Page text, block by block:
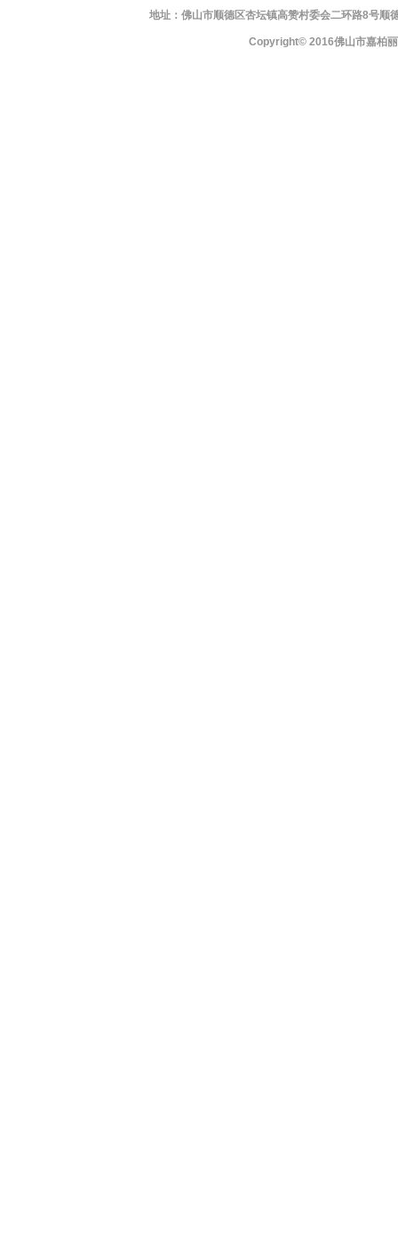
地址：佛山市顺德区杏坛镇高赞村委会二环路8号
Copyright© 2016佛山市嘉柏